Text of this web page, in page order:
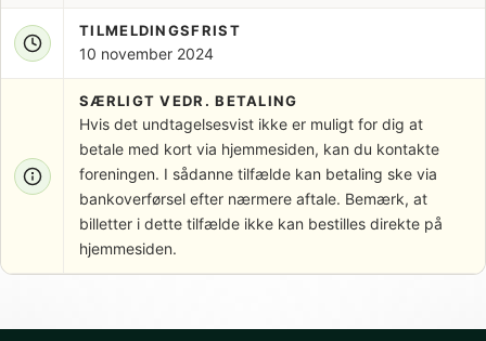
TILMELDINGSFRIST
10 november 2024
SÆRLIGT VEDR. BETALING
Hvis det undtagelsesvist ikke er muligt for dig at
betale med kort via hjemmesiden, kan du kontakte
foreningen. I sådanne tilfælde kan betaling ske via
bankoverførsel efter nærmere aftale. Bemærk, at
billetter i dette tilfælde ikke kan bestilles direkte på
hjemmesiden.